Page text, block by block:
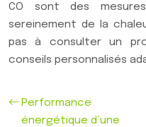
CO sont des
sereinement de la
pas à consulter un
conseils personnalisés
Performance
énergétique d’une